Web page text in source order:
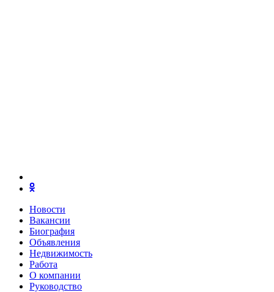
Новости
Вакансии
Биография
Объявления
Недвижимость
Работа
О компании
Руководство